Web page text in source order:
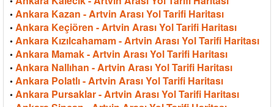
• Ankara Kazan - Artvin Arası Yol Tarifi Haritası
• Ankara Keçiören - Artvin Arası Yol Tarifi Haritası
• Ankara Kızılcahamam - Artvin Arası Yol Tarifi Haritası
• Ankara Mamak - Artvin Arası Yol Tarifi Haritası
• Ankara Nallıhan - Artvin Arası Yol Tarifi Haritası
• Ankara Polatlı - Artvin Arası Yol Tarifi Haritası
• Ankara Pursaklar - Artvin Arası Yol Tarifi Haritası